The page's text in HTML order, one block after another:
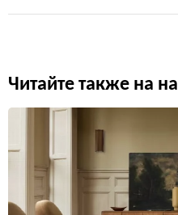
Читайте также на